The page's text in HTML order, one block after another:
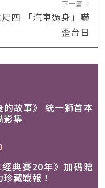
下一篇→
四 「汽車過身」嚇
歪台日
的故事》 統一獅首本
影集
經典賽20年》加碼贈
藏戰報！